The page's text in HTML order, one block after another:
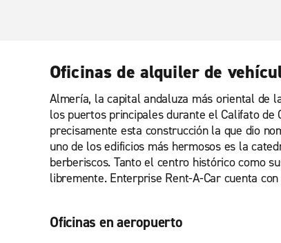
Oficinas de alquiler de
Almería, la capital andaluza más oriental de
los puertos principales durante el Califato de
precisamente esta construcción la que dio
uno de los edificios más hermosos es la
berberiscos. Tanto el centro histórico como
libremente. Enterprise Rent-A-Car cuenta
Oficinas en aeropuerto